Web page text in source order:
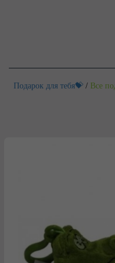
Подарок для тебя💝 / Все